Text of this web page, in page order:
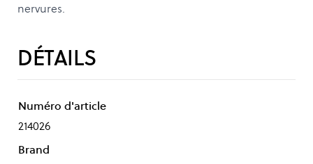
nervures.
DÉTAILS
Numéro d'article
214026
Brand